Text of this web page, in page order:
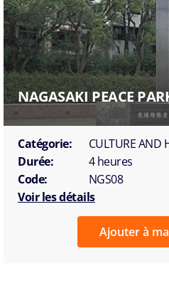
NAGASAKI PEACE
Catégorie:
CULTURE AND
Durée:
4 heures
Code:
NGS08
Voir les détails
Ajouter à